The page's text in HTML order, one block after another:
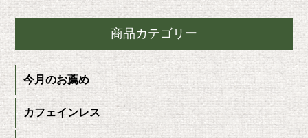
商品カテゴリー
今月のお薦め
カフェインレス